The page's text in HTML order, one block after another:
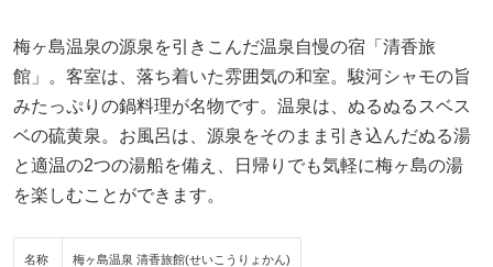
梅ヶ島温泉の源泉を引きこんだ温泉自慢の宿「清香旅
館」。客室は、落ち着いた雰囲気の和室。駿河シャモの旨
みたっぷりの鍋料理が名物です。温泉は、ぬるぬるスベス
ベの硫黄泉。お風呂は、源泉をそのまま引き込んだぬる湯
と適温の2つの湯船を備え、日帰りでも気軽に梅ヶ島の湯
を楽しむことができます。
名称 梅ヶ島温泉 清香旅館(せいこうりょかん)